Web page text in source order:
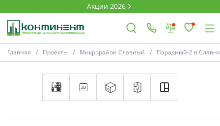
Акции 2026
Главная Проекты Микрорайон Славный Парадный-2 в